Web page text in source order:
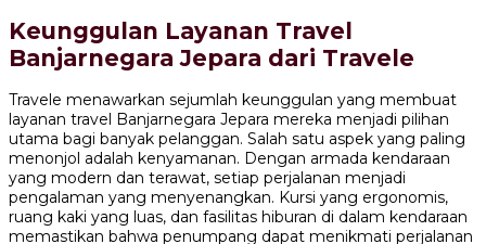
Keunggulan Layanan Travel
Banjarnegara Jepara dari Travele
Travele menawarkan sejumlah keunggulan yang membuat
layanan travel Banjarnegara Jepara mereka menjadi pilihan
utama bagi banyak pelanggan. Salah satu aspek yang paling
menonjol adalah kenyamanan. Dengan armada kendaraan
yang modern dan terawat, setiap perjalanan menjadi
pengalaman yang menyenangkan. Kursi yang ergonomis,
ruang kaki yang luas, dan fasilitas hiburan di dalam kendaraan
memastikan bahwa penumpang dapat menikmati perjalanan